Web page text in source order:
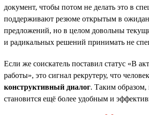
документ, чтобы потом не делать это в
поддерживают резюме открытым в
предложений, но в целом довольны
и радикальных решений принимать не
Если же соискатель поставил статус «В
работы», это сигнал рекрутеру, что человек
конструктивный диалог. Таким образом,
становится ещё более удобным и